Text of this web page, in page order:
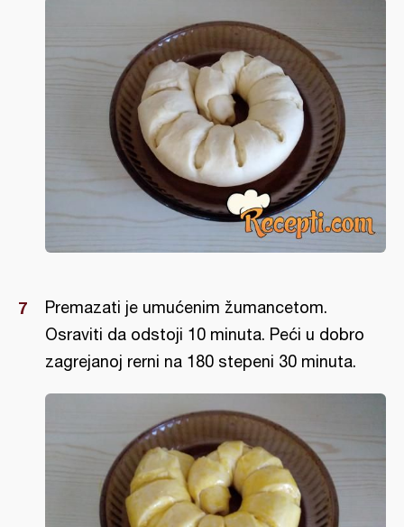
Premazati je umućenim žumancetom.
Osraviti da odstoji 10 minuta. Peći u dobro
zagrejanoj rerni na 180 stepeni 30 minuta.